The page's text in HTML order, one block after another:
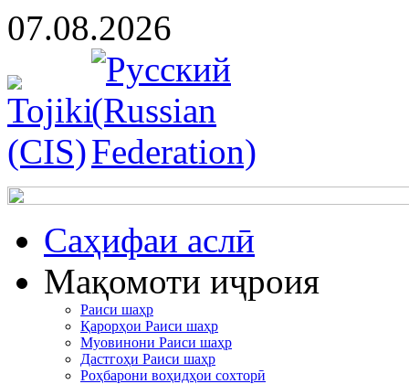
07.08.2026
Cаҳифаи аслӣ
Мақомоти иҷроия
Раиси шаҳр
Қарорҳои Раиси шаҳр
Муовинони Раиси шаҳр
Дастгоҳи Раиси шаҳр
Роҳбарони воҳидҳои сохторӣ